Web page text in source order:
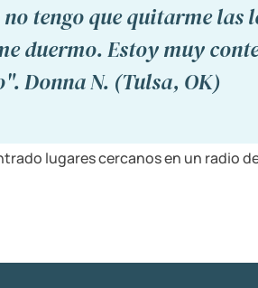
no tengo que quitarme las
duermo. Estoy muy
Donna N. (Tulsa, OK)
lugares cercanos en un radio